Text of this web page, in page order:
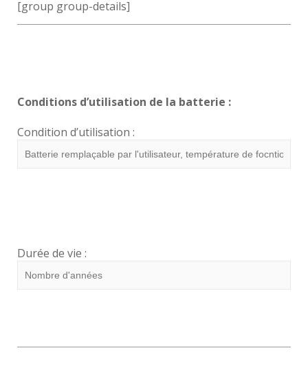
[group group-details]
Conditions d’utilisation de la batterie :
Condition d’utilisation :
Durée de vie :